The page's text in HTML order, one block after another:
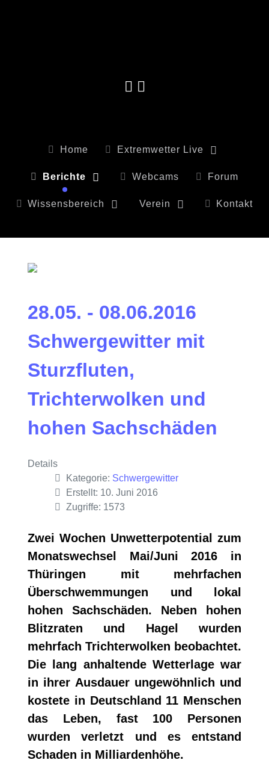
Home Extremwetter Live
Berichte Webcams Forum
Wissensbereich Verein Kontakt
28.05. - 08.06.2016
Schwergewitter mit
Sturzfluten,
Trichterwolken und
hohen Sachschäden
Details
Kategorie: Schwergewitter
Erstellt: 10. Juni 2016
Zugriffe: 1573
Zwei Wochen Unwetterpotential zum
Monatswechsel Mai/Juni 2016 in
Thüringen mit mehrfachen
Überschwemmungen und lokal
hohen Sachschäden. Neben hohen
Blitzraten und Hagel wurden
mehrfach Trichterwolken beobachtet.
Die lang anhaltende Wetterlage war
in ihrer Ausdauer ungewöhnlich und
kostete in Deutschland 11 Menschen
das Leben, fast 100 Personen
wurden verletzt und es entstand
Schaden in Milliardenhöhe.